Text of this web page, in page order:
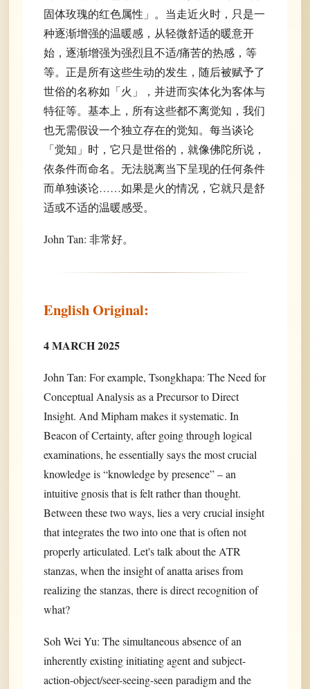
固体玫瑰的红色属性」。当走近火时，只是一
种逐渐增强的温暖感，从轻微舒适的暖意开
始，逐渐增强为强烈且不适/痛苦的热感，等
等。正是所有这些生动的发生，随后被赋予了
世俗的名称如「火」，并进而实体化为客体与
特征等。基本上，所有这些都不离觉知，我们
也无需假设一个独立存在的觉知。每当谈论
「觉知」时，它只是世俗的，就像佛陀所说，
依条件而命名。无法脱离当下呈现的任何条件
而单独谈论……如果是火的情况，它就只是舒
适或不适的温暖感受。
John Tan: 非常好。
English Original:
4 MARCH 2025
John Tan: For example, Tsongkhapa: The Need for
Conceptual Analysis as a Precursor to Direct
Insight. And Mipham makes it systematic. In
Beacon of Certainty, after going through logical
examinations, he essentially says the most crucial
knowledge is “knowledge by presence” – an
intuitive gnosis that is felt rather than thought.
Between these two ways, lies a very crucial insight
that integrates the two into one that is often not
properly articulated. Let's talk about the ATR
stanzas, when the insight of anatta arises from
realizing the stanzas, there is direct recognition of
what?
Soh Wei Yu: The simultaneous absence of an
inherently existing initiating agent and subject-
action-object/seer-seeing-seen paradigm and the